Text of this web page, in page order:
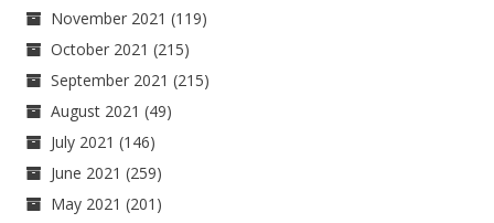
November 2021 (119)
October 2021 (215)
September 2021 (215)
August 2021 (49)
July 2021 (146)
June 2021 (259)
May 2021 (201)